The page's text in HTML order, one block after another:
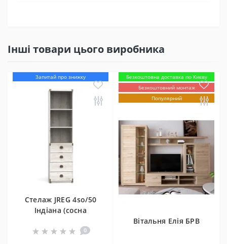
Інші товари цього виробника
Запитай про знижку
Стелаж JREG 4so/50
Індіана (сосна
0
Безкоштовна доставка по Києву
Безкоштовний монтаж
Популярний
Вітальня Елія БРВ